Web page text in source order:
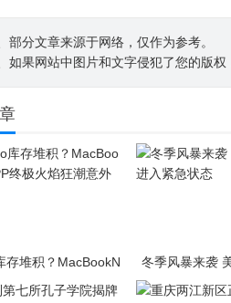
部分文章来源于网络，仅作为参考。
如果网站中图片和文字侵犯了您的版
存堆积？MacBookN
极火焰狂潮意外同
框
冬季风暴来袭